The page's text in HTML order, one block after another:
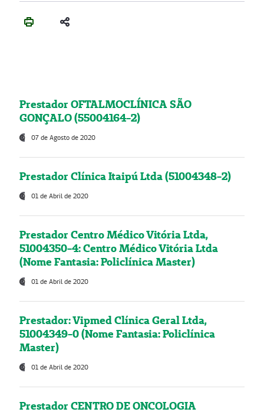
Prestador OFTALMOCLÍNICA SÃO
GONÇALO (55004164-2)
07 de Agosto de 2020
Prestador Clínica Itaipú Ltda (51004348-2)
01 de Abril de 2020
Prestador Centro Médico Vitória Ltda,
51004350-4: Centro Médico Vitória Ltda
(Nome Fantasia: Policlínica Master)
01 de Abril de 2020
Prestador: Vipmed Clínica Geral Ltda,
51004349-0 (Nome Fantasia: Policlínica
Master)
01 de Abril de 2020
Prestador CENTRO DE ONCOLOGIA